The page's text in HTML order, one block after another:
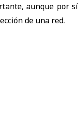
aunque por
de una red.